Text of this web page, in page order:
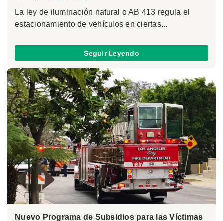
La ley de iluminación natural o AB 413 regula el
estacionamiento de vehículos en ciertas...
Seguir Leyendo
Nuevo Programa de Subsidios para las Víctimas